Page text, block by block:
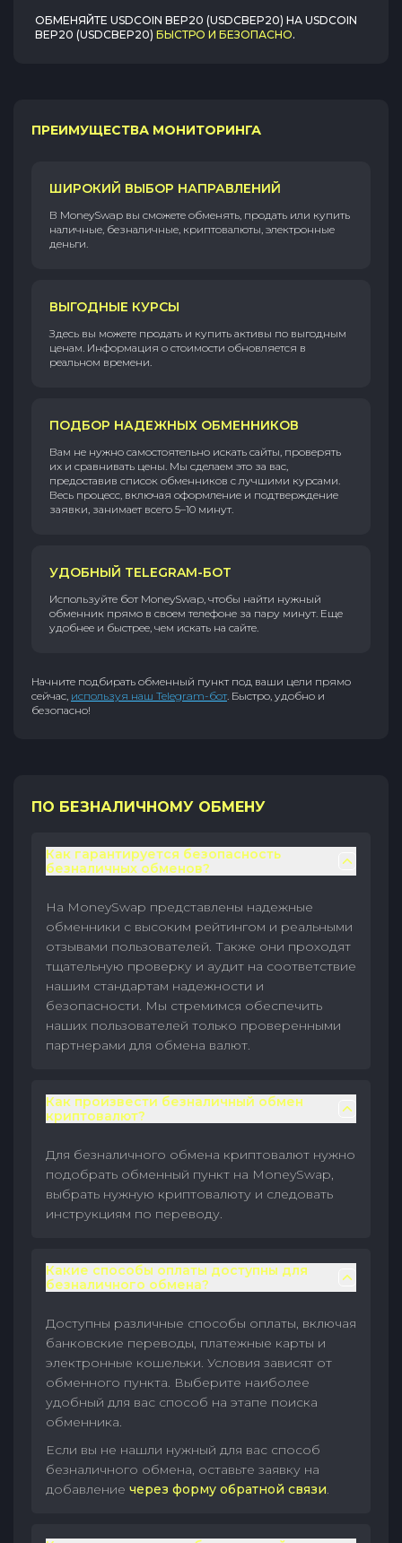
ОБМЕНЯЙТЕ USDCOIN BEP20 (USDCBEP20) НА USDCOIN
BEP20 (USDCBEP20) БЫСТРО И БЕЗОПАСНО.
ПРЕИМУЩЕСТВА МОНИТОРИНГА
ШИРОКИЙ ВЫБОР НАПРАВЛЕНИЙ
В MoneySwap вы сможете обменять, продать или купить
наличные, безналичные, криптовалюты, электронные
деньги.
ВЫГОДНЫЕ КУРСЫ
Здесь вы можете продать и купить активы по выгодным
ценам. Информация о стоимости обновляется в
реальном времени.
ПОДБОР НАДЕЖНЫХ ОБМЕННИКОВ
Вам не нужно самостоятельно искать сайты, проверять
их и сравнивать цены. Мы сделаем это за вас,
предоставив список обменников с лучшими курсами.
Весь процесс, включая оформление и подтверждение
заявки, занимает всего 5–10 минут.
УДОБНЫЙ TELEGRAM-БОТ
Используйте бот MoneySwap, чтобы найти нужный
обменник прямо в своем телефоне за пару минут. Еще
удобнее и быстрее, чем искать на сайте.
Начните подбирать обменный пункт под ваши цели прямо
сейчас, используя наш Telegram-бот. Быстро, удобно и
безопасно!
ПО БЕЗНАЛИЧНОМУ ОБМЕНУ
Как гарантируется безопасность
безналичных обменов?
На MoneySwap представлены надежные
обменники с высоким рейтингом и реальными
отзывами пользователей. Также они проходят
тщательную проверку и аудит на соответствие
нашим стандартам надежности и
безопасности. Мы стремимся обеспечить
наших пользователей только проверенными
партнерами для обмена валют.
Как произвести безналичный обмен
криптовалют?
Для безналичного обмена криптовалют нужно
подобрать обменный пункт на MoneySwap,
выбрать нужную криптовалюту и следовать
инструкциям по переводу.
Какие способы оплаты доступны для
безналичного обмена?
Доступны различные способы оплаты, включая
банковские переводы, платежные карты и
электронные кошельки. Условия зависят от
обменного пункта. Выберите наиболее
удобный для вас способ на этапе поиска
обменника.
Если вы не нашли нужный для вас способ
безналичного обмена, оставьте заявку на
добавление через форму обратной связи.